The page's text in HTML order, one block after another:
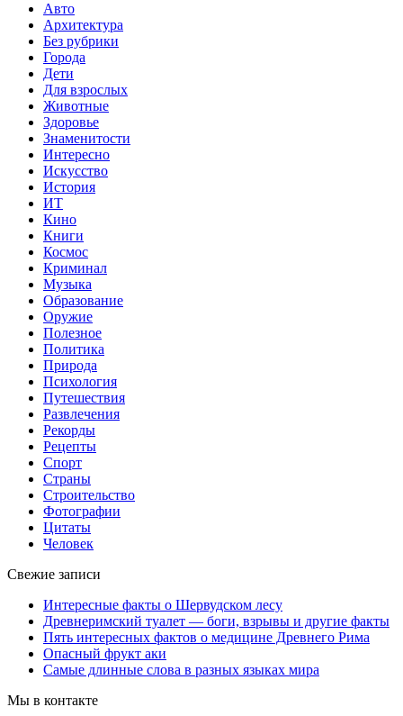
Авто
Архитектура
Без рубрики
Города
Дети
Для взрослых
Животные
Здоровье
Знаменитости
Интересно
Искусство
История
ИТ
Кино
Книги
Космос
Криминал
Музыка
Образование
Оружие
Полезное
Политика
Природа
Психология
Путешествия
Развлечения
Рекорды
Рецепты
Спорт
Страны
Строительство
Фотографии
Цитаты
Человек
Свежие записи
Интересные факты о Шервудском лесу
Древнеримский туалет — боги, взрывы и другие факты
Пять интересных фактов о медицине Древнего Рима
Опасный фрукт аки
Самые длинные слова в разных языках мира
Мы в контакте